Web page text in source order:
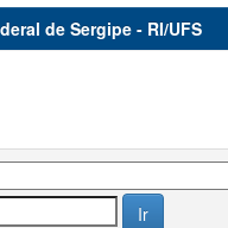
de Sergipe - RI/UFS